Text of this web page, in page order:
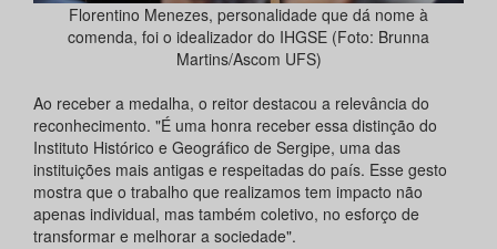
Florentino Menezes, personalidade que dá nome à
comenda, foi o idealizador do IHGSE (Foto: Brunna
Martins/Ascom UFS)
Ao receber a medalha, o reitor destacou a relevância do
reconhecimento. "É uma honra receber essa distinção do
Instituto Histórico e Geográfico de Sergipe, uma das
instituições mais antigas e respeitadas do país. Esse gesto
mostra que o trabalho que realizamos tem impacto não
apenas individual, mas também coletivo, no esforço de
transformar e melhorar a sociedade".